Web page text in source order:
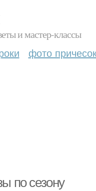
и мастер-классы
фото
по сезону